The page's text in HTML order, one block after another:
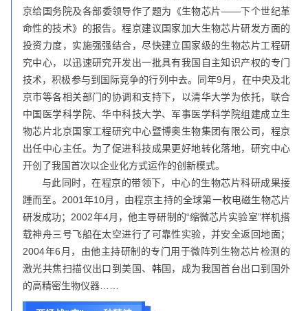
京给国务院及各部委领导作了题为《生物芯片——下个世纪革
命性的技术》的报告。程京建议国家加大生物芯片研发方面的
投资力度，实施强强结合，尽快建立国家级的生物芯片工程研
究中心，以迅速研究开发出一批具有我国自主知识产权的专门
技术，积极参与到国际竞争的行列中去。同年9月，在中央及北
京市等各相关部门的协调和支持下，以清华大学为依托，联合
中国医学科学院、华中科技大学、军事医学科学院组建成立生
物芯片北京国家工程研究中心暨博奥生物集团有限公司，程京
出任中心主任。为了促进科技成果更好地转化落地，研究中心
开创了我国首次以企业化方式运作的创新模式。
与此同时，在程京的带领下，中心的生物芯片科研成果接
踵而至。2001年10月，由程京主持的全球第一枚电磁生物芯片
研发成功；2002年4月，他主导研制的“缩微芯片实验室”样机搭
载神舟三号飞船在太空进行了可靠性实验，并安全返回地面；
2004年6月，由他主持研制的专门用于微阵列生物芯片检测的
激光共焦扫描仪出口到美国、韩国，成为我国首台出口到国外
的高精密生物仪器……